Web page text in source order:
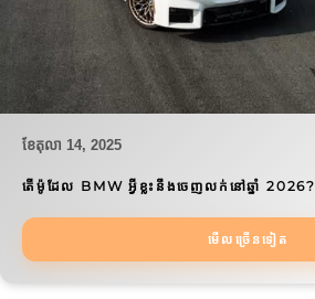
ខែ​តុលា 14, 2025
តើម៉ូដែល BMW អ្វីខ្លះនឹងចេញលក់នៅឆ្នាំ 2026?
មើលច្រើនទៀត